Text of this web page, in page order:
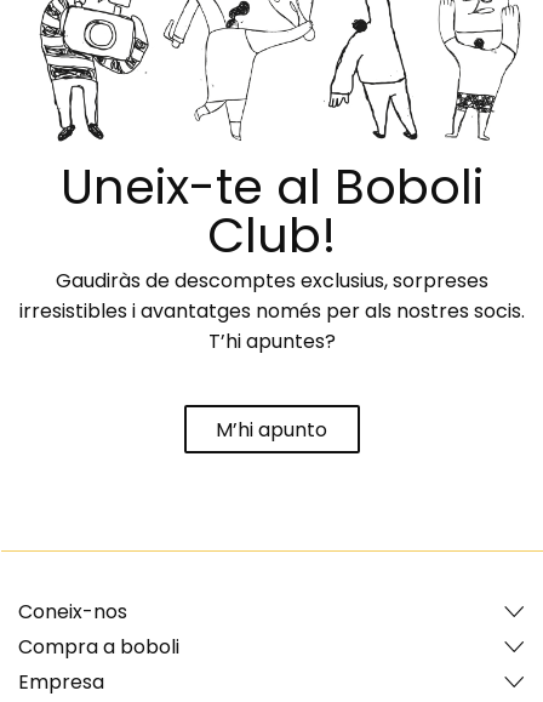
Uneix-te al Boboli
Club!
Gaudiràs de descomptes exclusius, sorpreses
irresistibles i avantatges només per als nostres socis.
T’hi apuntes?
M’hi apunto
Coneix-nos
Compra a boboli
Empresa